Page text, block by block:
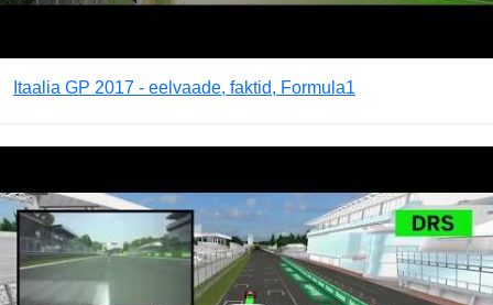
Itaalia GP 2017 - eelvaade, faktid, Formula1